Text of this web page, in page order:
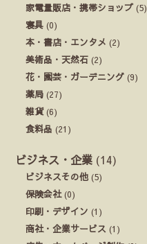
家電量販店・携帯ショップ (5)
寝具 (0)
本・書店・エンタメ (2)
美術品・天然石 (2)
花・園芸・ガーデニング (9)
薬局 (27)
雑貨(6)
食料品 (21)
ビジネス・企業 (14)
ビジネスその他 (5)
保険会社(0)
印刷・デザイン (1)
商社・企業サービス (1)